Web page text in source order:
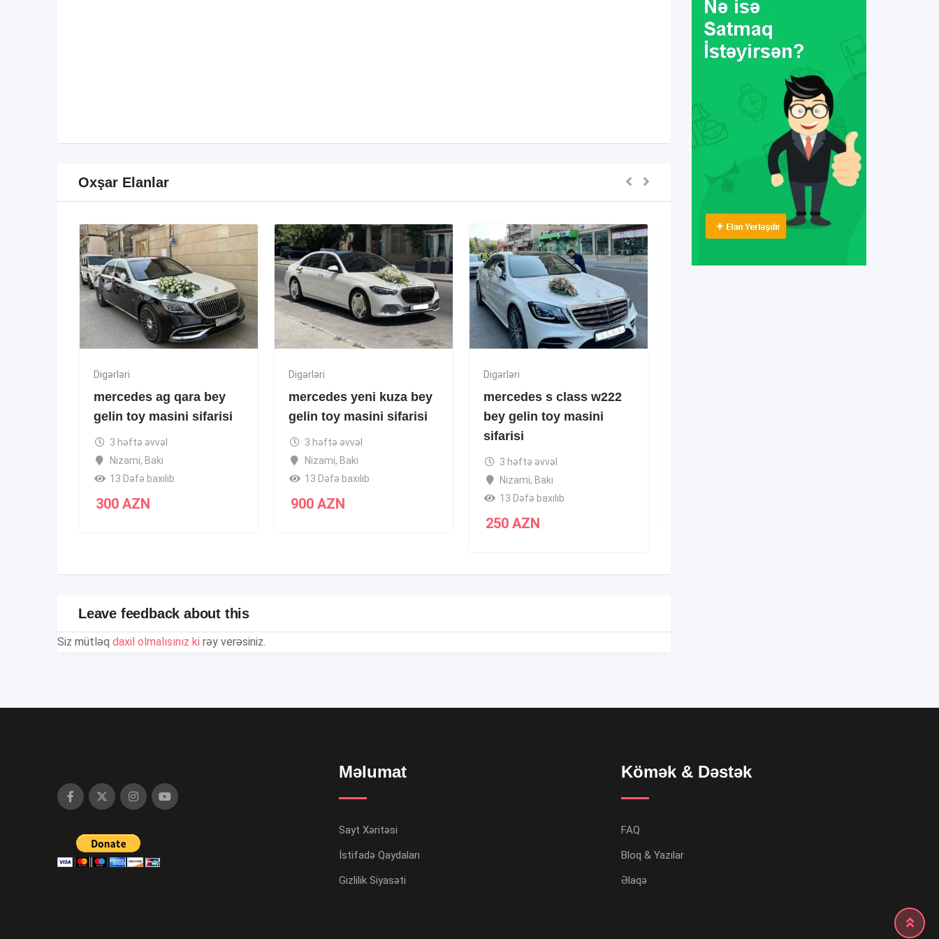
Oxşar Elanlar
Digərləri
mercedes ag qara bey
gelin toy masini sifarisi
3 həftə əvvəl
Nizami, Bakı
13 Dəfə baxılıb
300 AZN
Digərləri
mercedes yeni kuza bey
gelin toy masini sifarisi
3 həftə əvvəl
Nizami, Bakı
13 Dəfə baxılıb
900AZN
Digərləri
mercedes s class w222
bey gelin toy masini
sifarisi
3 həftə əvvəl
Nizami, Bakı
13 Dəfə baxılıb
250AZN
Leave feedback about this
Siz mütləq daxil olmalısınız ki rəy verəsiniz.
Məlumat
Sayt Xəritəsi
İstifadə Qaydaları
Gizlilik Siyasəti
Kömək & Dəstək
FAQ
Bloq & Yazılar
Əlaqə